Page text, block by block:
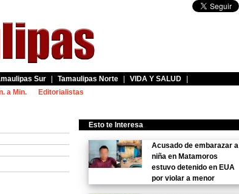
Sur Tamaulipas Norte VIDA Y SALUD
a Min. Editorialistas
Esto te Interesa
Acusado de embarazar a
niña en Matamoros
estuvo detenido en EUA
por violar a menor